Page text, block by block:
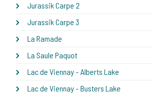
Jurassik Carpe 2
Jurassik Carpe 3
La Ramade
La Saule Paquot
Lac de Viennay - Alberts Lake
Lac de Viennay - Busters Lake